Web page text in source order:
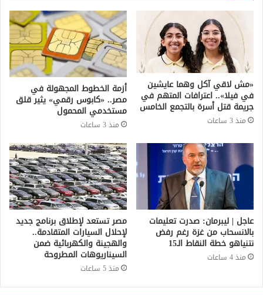
«مش لاقي آكل وهما عايشين
في فيلا».. اعترافات المتهم في
جريمة قتل أسرة بالتجمع الخامس
منذ 3 ساعات
أزمة الخطوط المجهولة في
مصر.. «كابوس رقمي» يثير قلق
مستخدمي المحمول
منذ 3 ساعات
عاجل | ليبرمان: صدرت تعليمات
بالانسحاب من غزة رغم رفض
نتنياهو خطة النقاط الـ15
منذ 4 ساعات
مصر تستعد لإطلاق برنامج جديد
لإحلال السيارات المتقادمة..
والهجينة والكهربائية ضمن
السيناريوهات المطروحة
منذ 5 ساعات